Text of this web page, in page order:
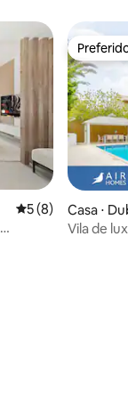
5 de uma
5 (8)
Casa ⋅
Vila de